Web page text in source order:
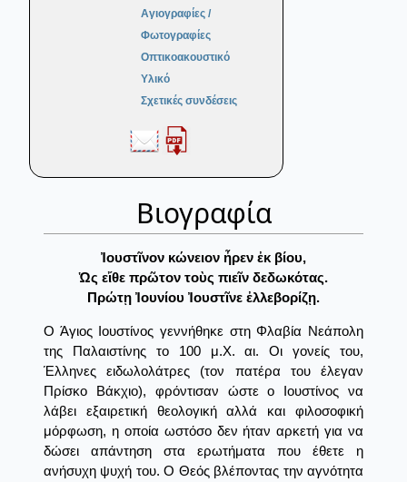
Αγιογραφίες /
Φωτογραφίες
Οπτικοακουστικό
Υλικό
Σχετικές συνδέσεις
Βιογραφία
Ἰουστῖνον κώνειον ἦρεν ἐκ βίου,
Ὡς εἴθε πρῶτον τοὺς πιεῖν δεδωκότας.
Πρώτῃ Ἰουνίου Ἰουστῖνε ἐλλεβορίζῃ.
Ο Άγιος Ιουστίνος γεννήθηκε στη Φλαβία Νεάπολη
της Παλαιστίνης το 100 μ.X. αι. Οι γονείς του,
Έλληνες ειδωλολάτρες (τον πατέρα του έλεγαν
Πρίσκο Βάκχιο), φρόντισαν ώστε ο Ιουστίνος να
λάβει εξαιρετική θεολογική αλλά και φιλοσοφική
μόρφωση, η οποία ωστόσο δεν ήταν αρκετή για να
δώσει απάντηση στα ερωτήματα που έθετε η
ανήσυχη ψυχή του. Ο Θεός βλέποντας την αγνότητα